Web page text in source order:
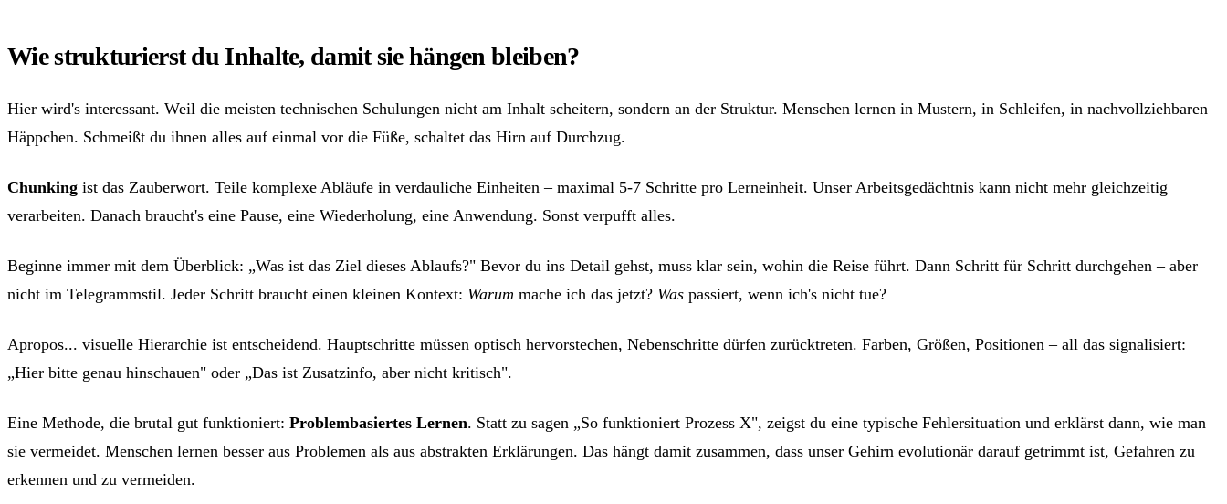
Wie strukturierst du Inhalte, damit sie hängen bleiben?
Hier wird's interessant. Weil die meisten technischen Schulungen nicht am Inhalt scheitern, sondern an der Struktur. Menschen lernen in Mustern, in Schleifen, in nachvollziehbaren
Häppchen. Schmeißt du ihnen alles auf einmal vor die Füße, schaltet das Hirn auf Durchzug.
Chunking ist das Zauberwort. Teile komplexe Abläufe in verdauliche Einheiten – maximal 5-7 Schritte pro Lerneinheit. Unser Arbeitsgedächtnis kann nicht mehr gleichzeitig
verarbeiten. Danach braucht's eine Pause, eine Wiederholung, eine Anwendung. Sonst verpufft alles.
Beginne immer mit dem Überblick: „Was ist das Ziel dieses Ablaufs?" Bevor du ins Detail gehst, muss klar sein, wohin die Reise führt. Dann Schritt für Schritt durchgehen – aber
nicht im Telegrammstil. Jeder Schritt braucht einen kleinen Kontext: Warum mache ich das jetzt? Was passiert, wenn ich's nicht tue?
Apropos... visuelle Hierarchie ist entscheidend. Hauptschritte müssen optisch hervorstechen, Nebenschritte dürfen zurücktreten. Farben, Größen, Positionen – all das signalisiert:
„Hier bitte genau hinschauen" oder „Das ist Zusatzinfo, aber nicht kritisch".
Eine Methode, die brutal gut funktioniert: Problembasiertes Lernen. Statt zu sagen „So funktioniert Prozess X", zeigst du eine typische Fehlersituation und erklärst dann, wie man
sie vermeidet. Menschen lernen besser aus Problemen als aus abstrakten Erklärungen. Das hängt damit zusammen, dass unser Gehirn evolutionär darauf getrimmt ist, Gefahren zu
erkennen und zu vermeiden.